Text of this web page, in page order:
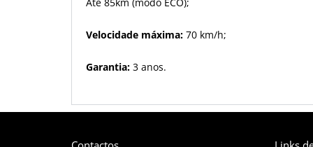
Velocidade máxima: 70 km/h;
Garantia: 3 anos.